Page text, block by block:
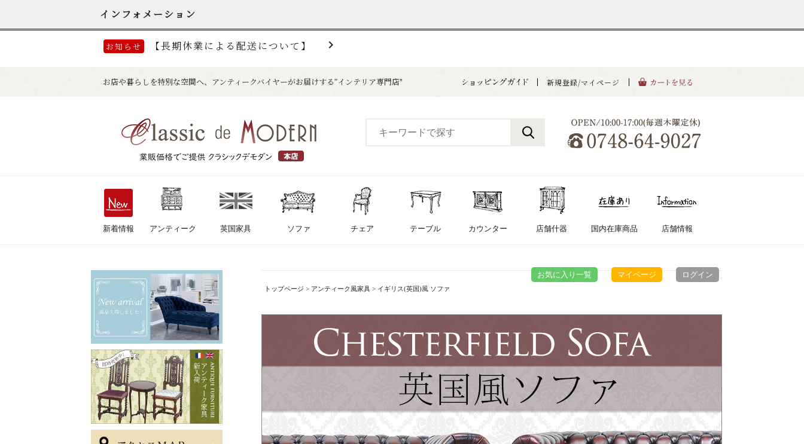
お気に入り一覧 マイページ ログイン
トップページ > アンティーク風家具 > イギリス(英国)風 ソファ